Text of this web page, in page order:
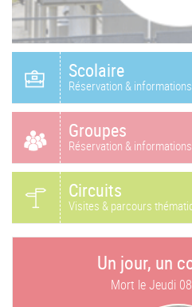
Scolaire
Réservation & informations
Groupes
Réservation & informations
Circuits
Visites & parcours
Un jour, un
Mort leJeudi